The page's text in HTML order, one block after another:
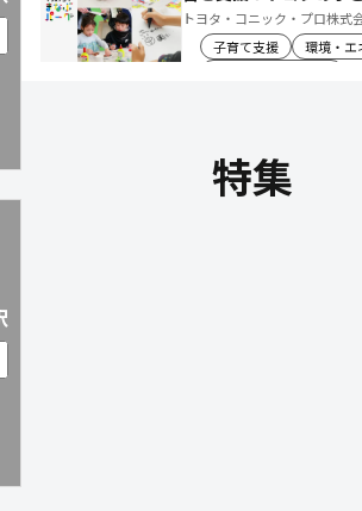
ラムで 社会や将来につ
べる体験機会を創出
トヨタ・コニック・プロ株式
子育て支援
環境・エ
特集